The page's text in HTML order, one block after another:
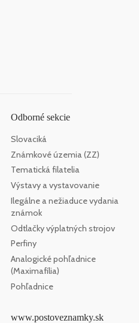
Odborné sekcie
Slovaciká
Známkové územia (ZZ)
Tematická filatelia
Výstavy a vystavovanie
Ilegálne a nežiaduce vydania
známok
Odtlačky výplatných strojov
Perfiny
Analogické pohľadnice
(Maximafília)
Pohľadnice
www.postoveznamky.sk